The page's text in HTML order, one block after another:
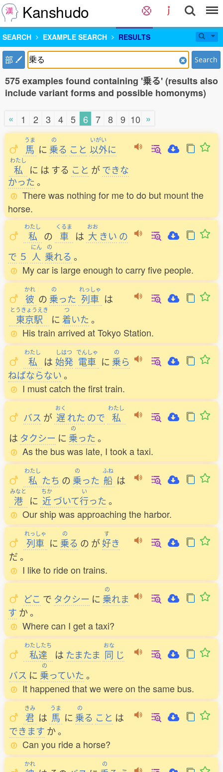
Kanshudo
SEARCH EXAMPLE SEARCH RESULTS
部 Search
575 examples found containing '乗る' (results also
include variant forms and possible homonyms)
« 1 2 3 4 5 6 7 8 9 10 »
うま
馬 に
の
乗る こと
いがい
以外に
わたし
私 に は する こと ができな
かった。
There was nothing for me to do but mount the
horse.
わたし
私 の
くるま
車 は
おお
大 きい の
で ５
にん
人
の
乗れる 。
My car is large enough to carry five people.
かれ
彼 の
の
乗った
れっしゃ
列車 は
とうきょうえき
東京駅 に
つ
着いた。
His train arrived at Tokyo Station.
わたし
私 は
しはつ
始発
でんしゃ
電車 に
の
乗ら
ねばならない。
I must catch the first train.
バス が
おく
遅 れた ので
わたし
私
は タクシー に
の
乗った。
As the bus was late, I took a taxi.
わたし
私 たち の
の
乗った
ふね
船 は
みなと
港 に
ちか
近づいて
い
行った。
Our ship was approaching the harbor.
れっしゃ
列車 に
の
乗る の が
す
好き
だ。
I like to ride on trains.
どこ で タクシー に
の
乗れま
す か。
Where can I get a taxi?
わたしたち
私達 は たまたま
おな
同 じ
バス に
の
乗っていた。
It happened that we were on the same bus.
きみ
君 は
うま
馬 に
の
乗る こと は
できます か。
Can you ride a horse?
かれ の